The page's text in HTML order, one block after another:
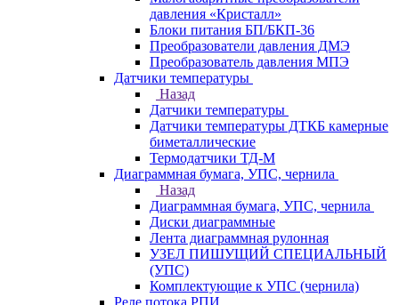
давления «Кристалл»
Блоки питания БП/БКП-36
Преобразователи давления ДМЭ
Преобразователь давления МПЭ
Датчики температуры
Назад
Датчики температуры
Датчики температуры ДТКБ камерные
биметаллические
Термодатчики ТД-М
Диаграммная бумага, УПС, чернила
Назад
Диаграммная бумага, УПС, чернила
Диски диаграммные
Лента диаграммная рулонная
УЗЕЛ ПИШУЩИЙ СПЕЦИАЛЬНЫЙ
(УПС)
Комплектующие к УПС (чернила)
Реле потока РПИ